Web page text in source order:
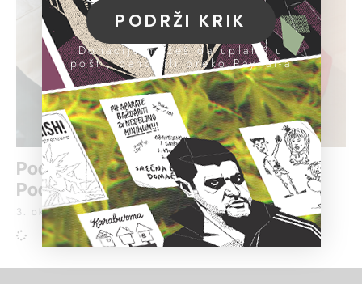
Podignuta optužnica zbog ubistva u
Podgorici
3. oktobar 2018.
PODRŽI KRIK
Donacije možeš da uplatiš u
pošti, banci ili preko PayPal-a